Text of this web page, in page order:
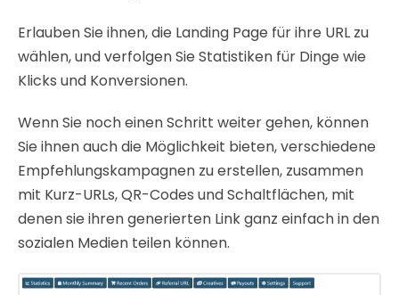
Erlauben Sie ihnen, die Landing Page für ihre URL zu
wählen, und verfolgen Sie Statistiken für Dinge wie
Klicks und Konversionen.
Wenn Sie noch einen Schritt weiter gehen, können
Sie ihnen auch die Möglichkeit bieten, verschiedene
Empfehlungskampagnen zu erstellen, zusammen
mit Kurz-URLs, QR-Codes und Schaltflächen, mit
denen sie ihren generierten Link ganz einfach in den
sozialen Medien teilen können.